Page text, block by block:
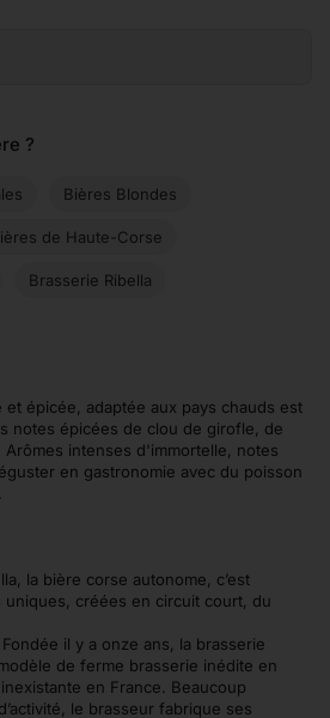
?
Bières Blondes
de Haute-Corse
Brasserie Ribella
épicée, adaptée aux pays chauds est
notes épicées de clou de girofle, de
intenses d'immortelle, notes
en gastronomie avec du poisson
la bière corse autonome, c’est
créées en circuit court, du
Fondée il y a onze ans, la brasserie
de ferme brasserie inédite en
en France. Beaucoup
le brasseur fabrique ses